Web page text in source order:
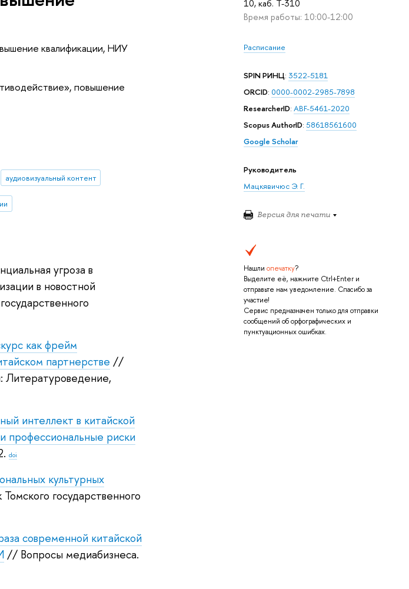
10, каб. Т-310
Время работы: 10:00-12:00
Расписание
SPIN РИНЦ: 3522-5181
ORCID: 0000-0002-2985-7898
ResearcherID: ABF-5461-2020
Scopus AuthorID: 58618561600
Google Scholar
Руководитель
Мацкявичюс Э. Г.
Версия для печати
Нашли опечатку?
Выделите её, нажмите Ctrl+Enter и
отправьте нам уведомление. Спасибо за
участие!
Сервис предназначен только для отправки
сообщений об орфографических и
пунктуационных ошибках.
квалификации, НИУ
, повышение
аудиовизуальный контент
угроза в
в новостной
как фрейм
партнерстве //
Литературоведение,
интеллект в китайской
профессиональные риски
doi
культурных
государственного
современной китайской
// Вопросы медиабизнеса.